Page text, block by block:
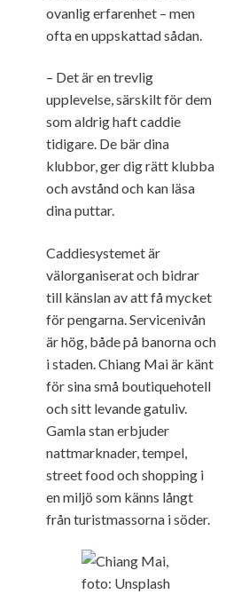
ovanlig erfarenhet – men
ofta en uppskattad sådan.
– Det är en trevlig
upplevelse, särskilt för dem
som aldrig haft caddie
tidigare. De bär dina
klubbor, ger dig rätt klubba
och avstånd och kan läsa
dina puttar.
Caddiesystemet är
välorganiserat och bidrar
till känslan av att få mycket
för pengarna. Servicenivån
är hög, både på banorna och
i staden. Chiang Mai är känt
för sina små boutiquehotell
och sitt levande gatuliv.
Gamla stan erbjuder
nattmarknader, tempel,
street food och shopping i
en miljö som känns långt
från turistmassorna i söder.